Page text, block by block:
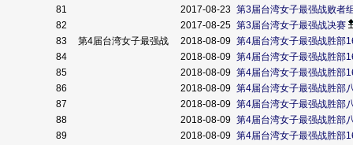
81
2017-08-23 第3届台湾女子最强战败者
82
2017-08-25 第3届台湾女子最强战决赛
83
第4届台湾女子最强战 2018-08-09 第4届台湾女子最强战胜部
84
2018-08-09 第4届台湾女子最强战胜部
85
2018-08-09 第4届台湾女子最强战胜部
86
2018-08-09 第4届台湾女子最强战胜部
87
2018-08-09 第4届台湾女子最强战胜部
88
2018-08-09 第4届台湾女子最强战胜部
89
2018-08-09 第4届台湾女子最强战胜部